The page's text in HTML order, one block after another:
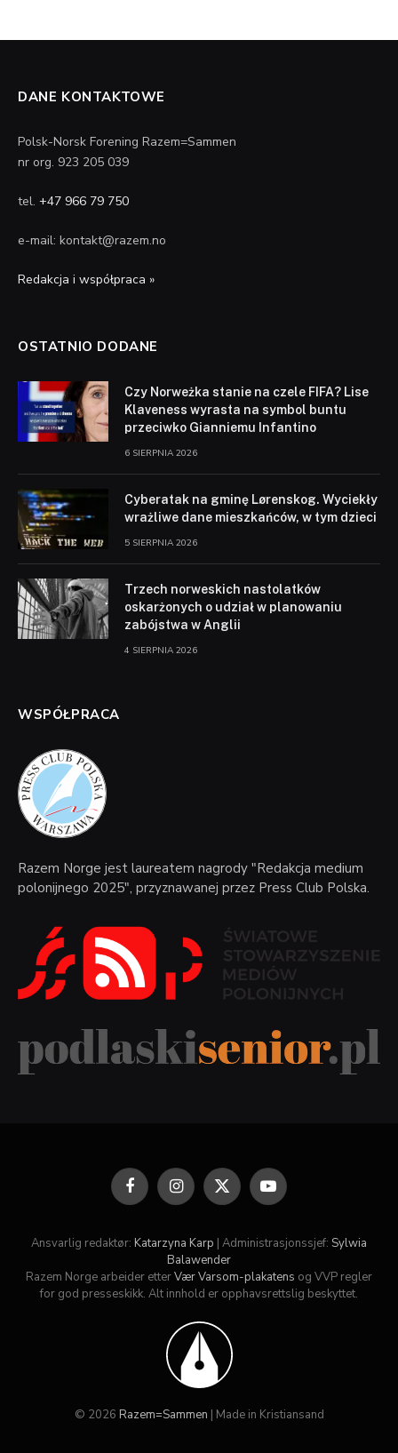
DANE KONTAKTOWE
Polsk-Norsk Forening Razem=Sammen
nr org. 923 205 039
tel. +47 966 79 750
e-mail: kontakt@razem.no
Redakcja i współpraca »
OSTATNIO DODANE
Czy Norweżka stanie na czele FIFA? Lise
Klaveness wyrasta na symbol buntu
przeciwko Gianniemu Infantino
6 SIERPNIA 2026
Cyberatak na gminę Lørenskog. Wyciekły
wrażliwe dane mieszkańców, w tym dzieci
5 SIERPNIA 2026
Trzech norweskich nastolatków
oskarżonych o udział w planowaniu
zabójstwa w Anglii
4 SIERPNIA 2026
WSPÓŁPRACA
Razem Norge jest laureatem nagrody "Redakcja medium
polonijnego 2025", przyznawanej przez Press Club Polska.
FacebookInstagram
X
(Twitter)
YouTube
Ansvarlig redaktør: Katarzyna Karp | Administrasjonssjef: Sylwia
Balawender
Razem Norge arbeider etterVær Varsom-plakatens og VVP regler
for god presseskikk. Alt innhold er opphavsrettslig beskyttet.
© 2026 Razem=Sammen | Made in Kristiansand